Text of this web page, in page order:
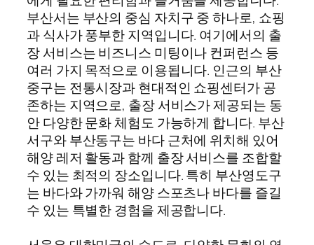
부산서는 부산의 중심 자치구 중 하나로, 쇼핑
과 식사가 풍부한 지역입니다. 여기에서의 출
장 서비스는 비즈니스 미팅이나 컨퍼런스 등
여러 가지 목적으로 이용됩니다. 인근의 부산
중구는 전통시장과 현대적인 쇼핑센터가 공
존하는 지역으로, 출장 서비스가 제공되는 동
안 다양한 문화 체험도 가능하게 합니다. 부산
서구와 부산동구는 바다 근처에 위치해 있어
해양 레저 활동과 함께 출장 서비스를 조합할
수 있는 최적의 장소입니다. 특히 부산영도구
는 바다와 가까워 해양 스포츠나 바다를 즐길
수 있는 특별한 경험을 제공합니다.